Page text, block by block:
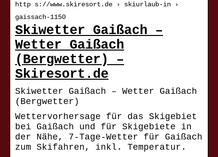
http s://www.skiresort.de › skiurlaub-in ›
gaissach-1150
Skiwetter Gaißach –
Wetter Gaißach
(Bergwetter) –
Skiresort.de
Skiwetter Gaißach – Wetter Gaißach
(Bergwetter)
Wettervorhersage für das Skigebiet
bei Gaißach und für Skigebiete in
der Nähe, 7-Tage-Wetter für Gaißach
zum Skifahren, inkl. Temperatur.